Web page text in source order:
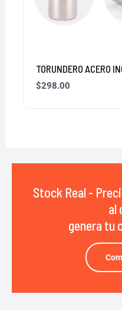
TORUNDERO ACERO
$298.00
Stock Real -
al
genera tu